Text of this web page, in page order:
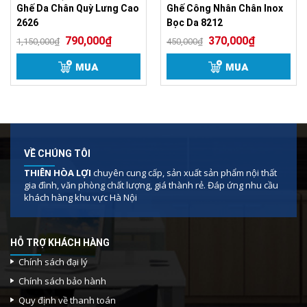
Thương
hiệu
Thiên Hòa Lợi
Tình trạng
ghế mạ crom ốp nhựa
Nhà máy
Sản xuất
Bảo hành 12 tháng
Ảnh sản phẩm Ghế Lưới Chân
Quỳ
Ghế Da Chân Quỳ Lưng Cao
2626
1,150,000₫ 790,000₫
MUA
Ghế Công Nhân Chân Inox
Bọc Da 8212
450,000₫ 370,000₫
MUA
VỀ CHÚNG TÔI
THIÊN HÒA LỢI chuyên cung cấp, sản xuất sản phẩm nội thất
gia đình, văn phòng chất lượng, giá thành rẻ. Đáp ứng nhu cầu
khách hàng khu vực Hà Nội
HỖ TRỢ KHÁCH HÀNG
Chính sách đại lý
Chính sách bảo hành
Quy định về thanh toán